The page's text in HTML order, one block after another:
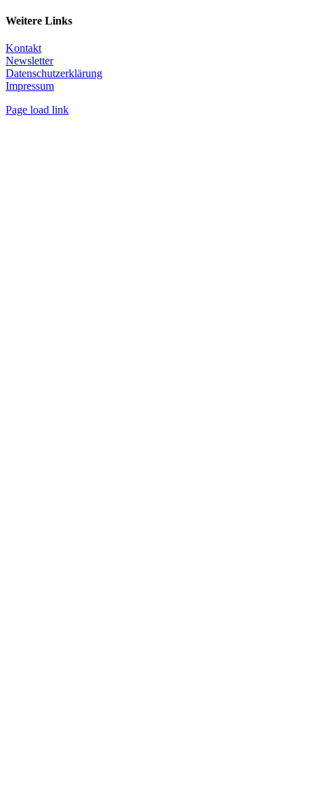
Weitere Links
Kontakt
Newsletter
Datenschutzerklärung
Impressum
Page load link